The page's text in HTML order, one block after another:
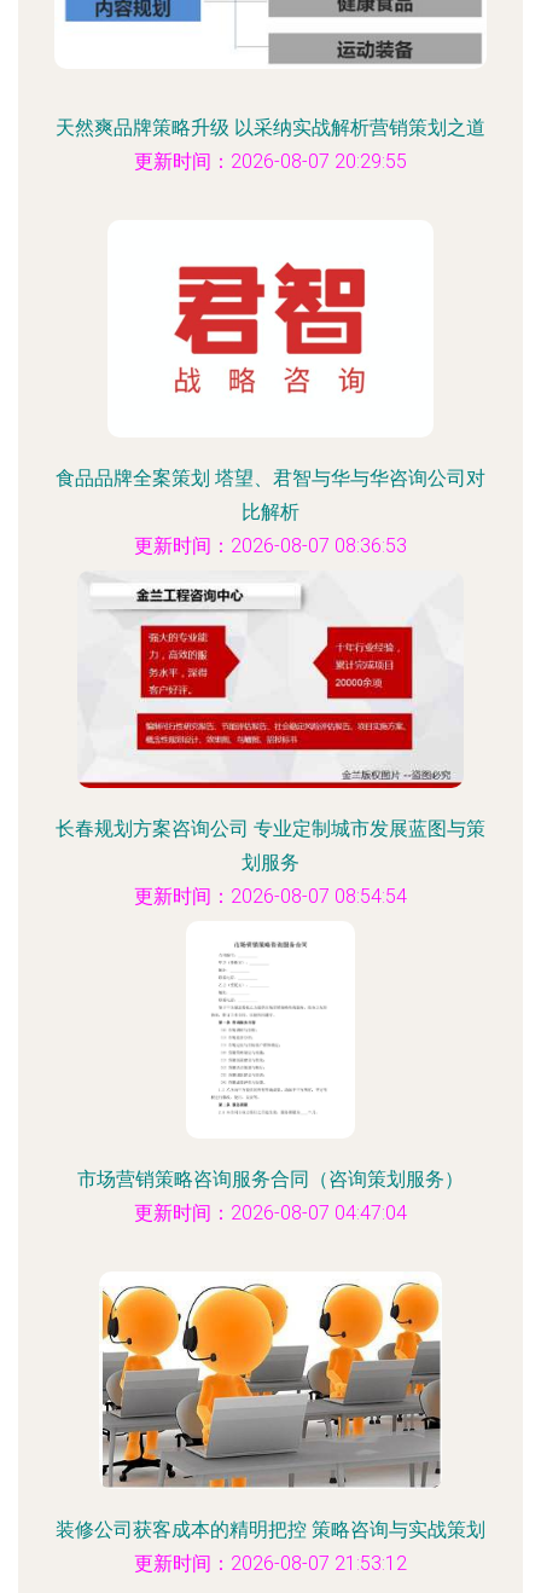
天然爽品牌策略升级 以采纳实战解析营销策划之道
更新时间：2026-08-07 20:29:55
食品品牌全案策划 塔望、君智与华与华咨询公司对
比解析
更新时间：2026-08-07 08:36:53
长春规划方案咨询公司 专业定制城市发展蓝图与策
划服务
更新时间：2026-08-07 08:54:54
市场营销策略咨询服务合同（咨询策划服务）
更新时间：2026-08-07 04:47:04
装修公司获客成本的精明把控 策略咨询与实战策划
更新时间：2026-08-07 21:53:12